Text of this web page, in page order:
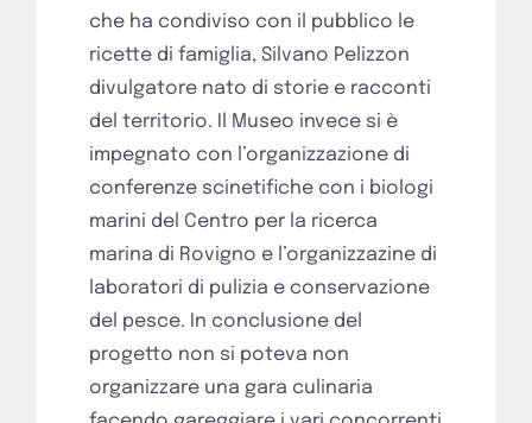
che ha condiviso con il pubblico le
ricette di famiglia, Silvano Pelizzon
divulgatore nato di storie e racconti
del territorio. Il Museo invece si è
impegnato con l’organizzazione di
conferenze scinetifiche con i biologi
marini del Centro per la ricerca
marina di Rovigno e l’organizzazine di
laboratori di pulizia e conservazione
del pesce. In conclusione del
progetto non si poteva non
organizzare una gara culinaria